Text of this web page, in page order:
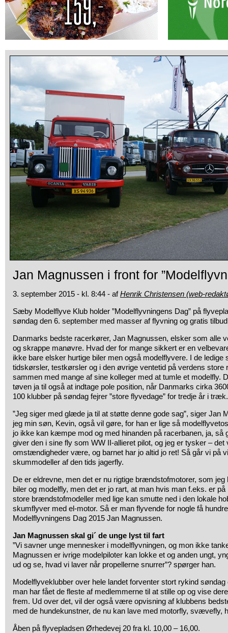
Jan Magnussen i front for
3. september 2015 - kl. 8:44 - afHenrik Christensen (web-
Sæby Modelflyve Klub holder ”Modelflyvningens Dag” på
søndag den 6. september med masser af flyvning og gratis
Danmarks bedste racerkører, Jan Magnussen, elsker som alle
og skrappe manøv­re. Hvad der for mange sikkert er en
ikke bare elsker hurtige biler men også modelflyvere. I de ledige
tidskørsler, testkørsler og i den øvrige ventetid på verdens store
sammen med mange af sine kolleger med at tumle et modelfly.
tøven ja til også at indtage pole position, når Danmarks cirka
100 klubber på søndag fejrer ”store flyvedage” for tredje år i træk.
”Jeg siger med glæde ja til at støtte denne gode sag”, siger Jan
jeg min søn, Kevin, også vil gøre, for han er lige så
jo ikke kan kæmpe mod og med hinanden på racerbanen, ja, så
giver den i sine fly som WW II-allieret pilot, og jeg er tysker – det
omstændigheder være, og barnet har jo altid jo ret! Så går vi på
skummodeller af den tids jagerfly.
De er eldrevne, men det er nu rigtige brændstofmotorer, som jeg
biler og modelfly, men det er jo rart, at man hvis man f.eks. er
store brændstofmodeller med lige kan smutte ned i den lokale
skumflyver med el-motor. Så er man flyvende for nogle få
Modelflyvningens Dag 2015 Jan Magnussen.
Jan Magnussen skal gi´ de unge lyst til fart
”Vi savner unge mennesker i modelflyvningen, og mon ikke
Magnussen er ivrige modelpiloter kan lokke et og anden ungt,
ud og se, hvad vi laver når propellerne snurrer”? spørger han.
Modelflyveklubber over hele landet forventer stort rykind
man har fået de fleste af medlemmerne til at stille op og vise
frem. Ud over det, vil der også være opvisning af klubbens
med de hundekunstner, de nu kan lave med motorfly, svævefly,
Åben på flyvepladsen Ørhedevej 20 fra kl. 10,00 – 16,00.